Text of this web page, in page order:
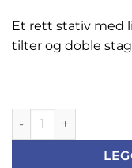
Et rett stativ med
tilter og doble
Yamaha